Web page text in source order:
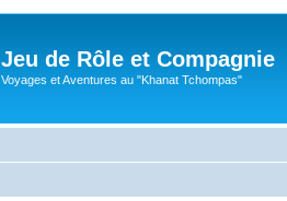
Jeu de Rôle et Compagnie
Voyages et Aventures au "Khanat Tchompas"